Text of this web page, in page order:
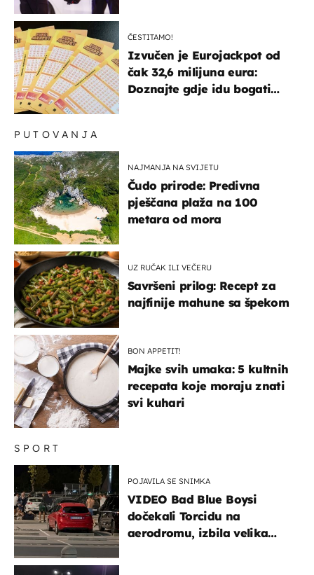
ČESTITAMO!
Izvučen je Eurojackpot od
čak 32,6 milijuna eura:
Doznajte gdje idu bogati
SPORT
POJAVILA SE SNIMKA
VIDEO Bad Blue Boysi
dočekali Torcidu na
aerodromu, izbila velika
PUTOVANJA
NAJMANJA NA SVIJETU
Čudo prirode: Predivna
pješčana plaža na 100
metara od mora
UZ RUČAK ILI VEČERU
Savršeni prilog: Recept za
najfinije mahune sa špekom
BON APPETIT!
Majke svih umaka: 5 kultnih
recepata koje moraju znati
svi kuhari